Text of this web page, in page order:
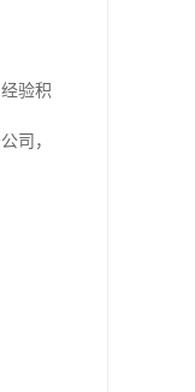
验积
司，